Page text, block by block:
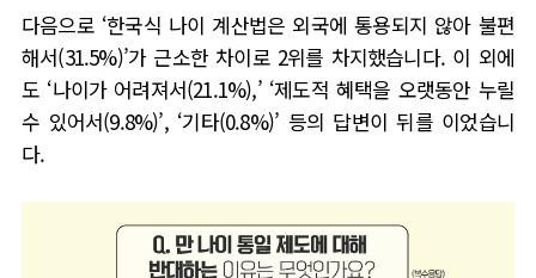
다음으로 ‘한국식 나이 계산법은 외국에 통용되지 않아 불편
해서(31.5%)’가 근소한 차이로 2위를 차지했습니다. 이 외에
도 ‘나이가 어려져서(21.1%),’ ‘제도적 혜택을 오랫동안 누릴
수 있어서(9.8%)’, ‘기타(0.8%)’ 등의 답변이 뒤를 이었습니
다.